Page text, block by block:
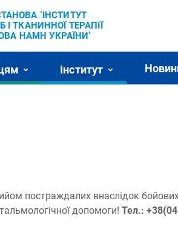
‘ІНСТИТУТ
ТКАНИННОЇ ТЕРАПІЇ
НАМН УКРАЇНИ’
Інститут
постраждалих внаслідок бойових
допомоги! Тел.: